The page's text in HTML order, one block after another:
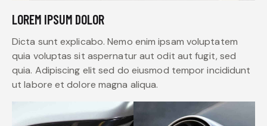
LOREM IPSUM DOLOR
Dicta sunt explicabo. Nemo enim ipsam voluptatem
quia voluptas sit aspernatur aut odit aut fugit, sed
quia. Adipiscing elit sed do eiusmod tempor incididunt
ut labore et dolore magna aliqua.